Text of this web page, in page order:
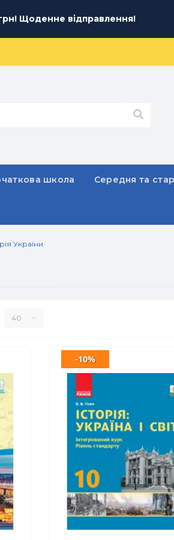
Щоденне відправлення!
школа Середня та
України
-10%